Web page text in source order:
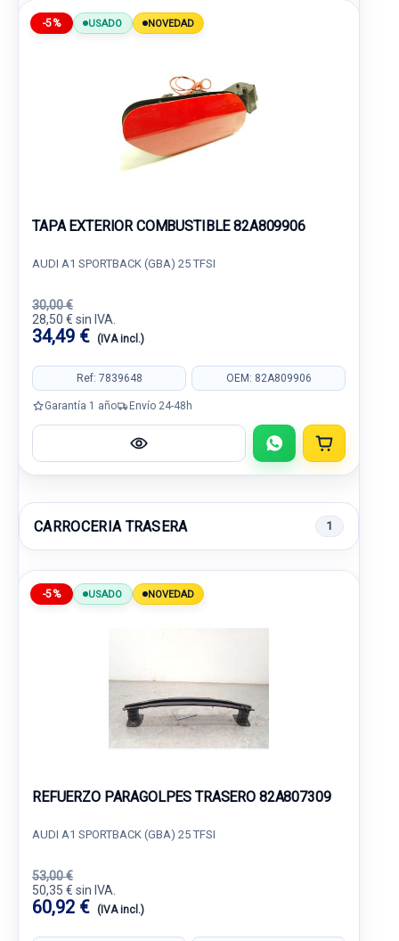
-5% USADO NOVEDAD
TAPA EXTERIOR COMBUSTIBLE 82A809906
AUDI A1 SPORTBACK (GBA) 25 TFSI
30,00 €
28,50 € sin IVA.
34,49 € (IVA incl.)
Ref: 7839648 OEM: 82A809906
Garantía 1 año Envío 24-48h
CARROCERIA TRASERA 1
-5% USADO NOVEDAD
REFUERZO PARAGOLPES TRASERO 82A807309
AUDI A1 SPORTBACK (GBA) 25 TFSI
53,00 €
50,35 € sin IVA.
60,92 € (IVA incl.)